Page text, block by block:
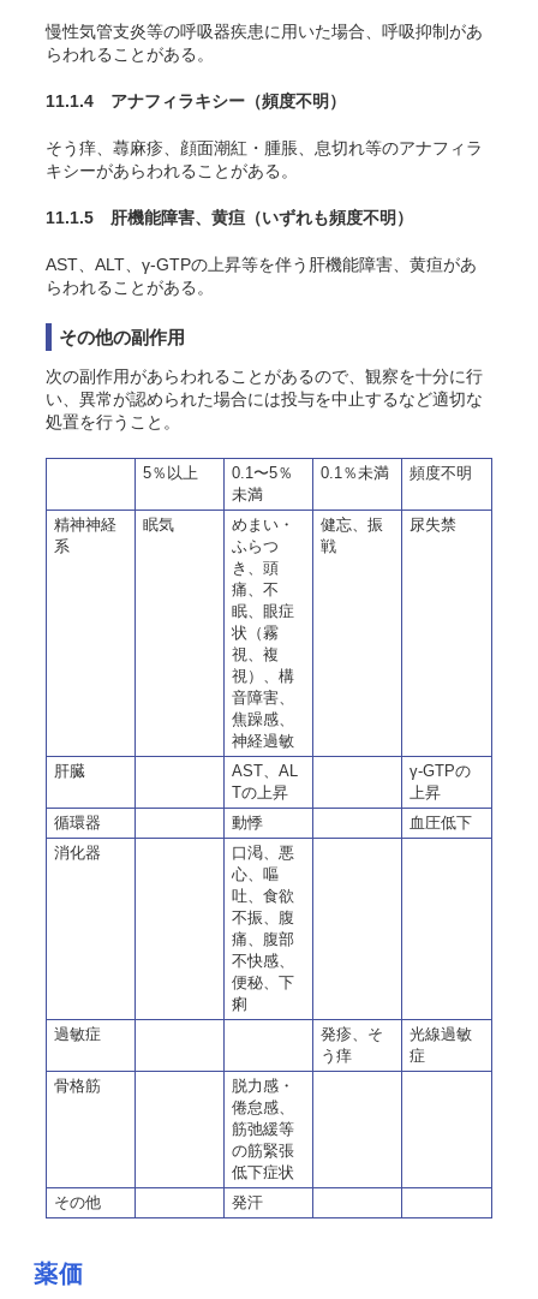
慢性気管支炎等の呼吸器疾患に用いた場合、呼吸抑制があ
らわれることがある。
11.1.4 アナフィラキシー （頻度不明）
そう痒、蕁麻疹、顔面潮紅・腫脹、息切れ等のアナフィラ
キシーがあらわれることがある。
11.1.5 肝機能障害、黄疸 （いずれも頻度不明）
AST、ALT、γ-GTPの上昇等を伴う肝機能障害、黄疸があ
らわれることがある。
その他の副作用
次の副作用があらわれることがあるので、観察を十分に行
い、異常が認められた場合には投与を中止するなど適切な
処置を行うこと。
5％以上
0.1〜5％
未満
0.1％未満 頻度不明
精神神経
系
眠気
めまい・
ふらつ
き、頭
痛、不
眠、眼症
状（霧
視、複
視）、構
音障害、
焦躁感、
神経過敏
健忘、振
戦
尿失禁
肝臓
AST、AL
Tの上昇
γ-GTPの
上昇
循環器
動悸
血圧低下
消化器
口渇、悪
心、嘔
吐、食欲
不振、腹
痛、腹部
不快感、
便秘、下
痢
過敏症
発疹、そ
う痒
光線過敏
症
骨格筋
脱力感・
倦怠感、
筋弛緩等
の筋緊張
低下症状
その他
発汗
薬価